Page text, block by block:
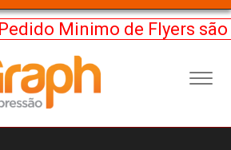
Pedido Minimo de Flyers